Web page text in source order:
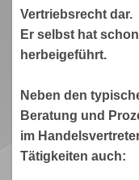
Vertriebsrecht dar.
Er selbst hat
herbeigeführt.
Neben den
Beratung und
im
Tätigkeiten auch: